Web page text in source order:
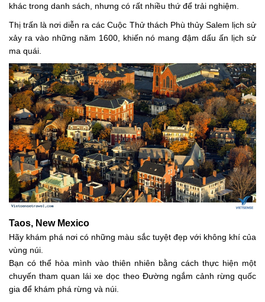
khác trong danh sách, nhưng có rất nhiều thứ để trải nghiệm.
Thị trấn là nơi diễn ra các Cuộc Thử thách Phù thủy Salem lịch sử
xảy ra vào những năm 1600, khiến nó mang đậm dấu ấn lịch sử
ma quái.
Taos, New Mexico
Hãy khám phá nơi có những màu sắc tuyệt đẹp với không khí của
vùng núi.
Bạn có thể hòa mình vào thiên nhiên bằng cách thực hiện một
chuyến tham quan lái xe dọc theo Đường ngắm cảnh rừng quốc
gia để khám phá rừng và núi.